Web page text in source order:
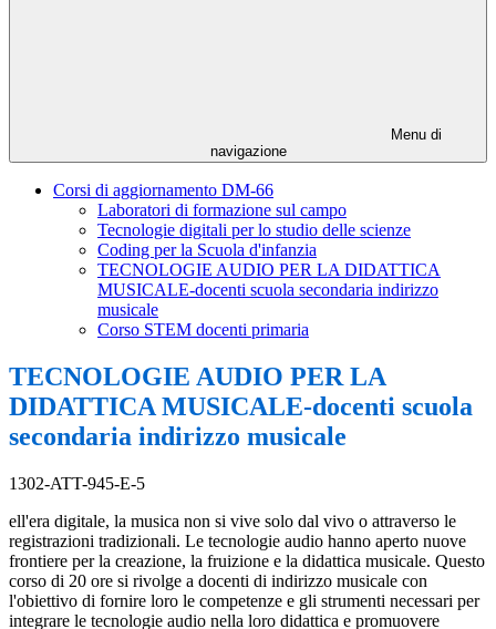
Menu di
navigazione
Corsi di aggiornamento DM-66
Laboratori di formazione sul campo
Tecnologie digitali per lo studio delle scienze
Coding per la Scuola d'infanzia
TECNOLOGIE AUDIO PER LA DIDATTICA
MUSICALE-docenti scuola secondaria indirizzo
musicale
Corso STEM docenti primaria
TECNOLOGIE AUDIO PER LA
DIDATTICA MUSICALE-docenti scuola
secondaria indirizzo musicale
1302-ATT-945-E-5
ell'era digitale, la musica non si vive solo dal vivo o attraverso le
registrazioni tradizionali. Le tecnologie audio hanno aperto nuove
frontiere per la creazione, la fruizione e la didattica musicale. Questo
corso di 20 ore si rivolge a docenti di indirizzo musicale con
l'obiettivo di fornire loro le competenze e gli strumenti necessari per
integrare le tecnologie audio nella loro didattica e promuovere